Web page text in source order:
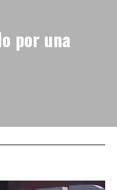
por una